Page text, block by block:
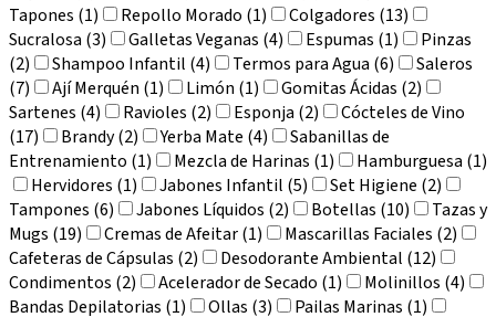
Tapones (1)
Repollo Morado (1)
Colgadores (13)
Sucralosa (3)
Galletas Veganas (4) Espumas (1)
Pinzas
(2)
Shampoo Infantil (4) Termos para Agua (6)
Saleros
(7)
Ají Merquén (1) Limón (1)
Gomitas Ácidas (2)
Sartenes (4)
Ravioles (2) Esponja (2)
Cócteles de Vino
(17)
Brandy (2) Yerba Mate (4)
Sabanillas de
Entrenamiento (1)
Mezcla de Harinas (1)
Hamburguesa (1)
Hervidores (1)
Jabones Infantil (5)
Set Higiene (2)
Tampones (6)
Jabones Líquidos (2) Botellas (10)
Tazas y
Mugs (19)
Cremas de Afeitar (1)
Mascarillas Faciales (2)
Cafeteras de Cápsulas (2)
Desodorante Ambiental (12)
Condimentos (2)
Acelerador de Secado (1)
Molinillos (4)
Bandas Depilatorias (1)
Ollas (3)
Pailas Marinas (1)